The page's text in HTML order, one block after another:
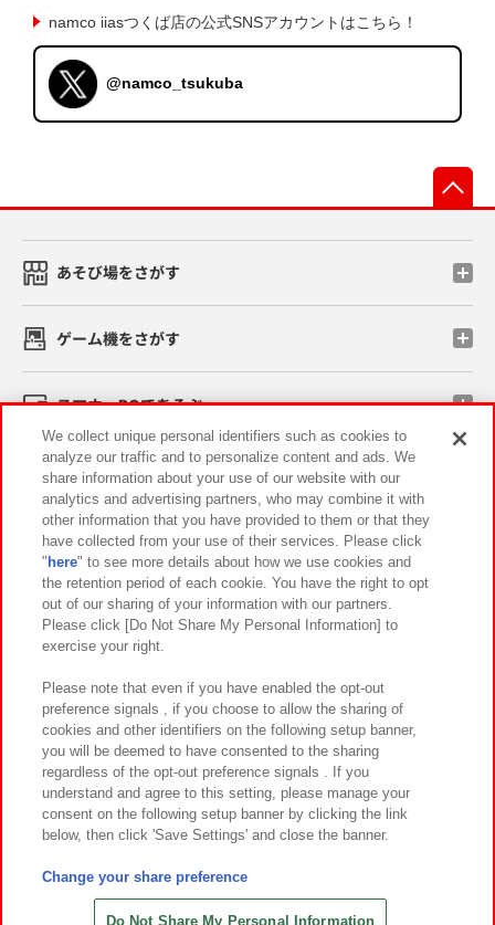
namco iiasつくば店の公式SNSアカウントはこちら！
@namco_tsukuba
あそび場をさがす
ゲーム機をさがす
スマホ・PCであそぶ
イベント・キャンペーン
関連会社 サステナビリティ サイトポリシー
プライバシーポリシー ウェブアクセシビリティ方針と検証結果
お取引先さまとともに
カスタマーハラスメント対応方針 よくあるご質問・お問い合わせ
©Bandai Namco Amusement Inc.
©Bandai Namco Amusement Lab Inc.
©HANAYASHIKI Co., Ltd. All Rights Reserved.
We collect unique personal identifiers such as cookies to
analyze our traffic and to personalize content and ads. We
share information about your use of our website with our
analytics and advertising partners, who may combine it with
other information that you have provided to them or that they
have collected from your use of their services. Please click
" here" to see more details about how we use cookies and
the retention period of each cookie. You have the right to opt
out of our sharing of your information with our partners.
Please click [Do Not Share My Personal Information] to
exercise your right.
Please note that even if you have enabled the opt-out
preference signals , if you choose to allow the sharing of
cookies and other identifiers on the following setup banner,
you will be deemed to have consented to the sharing
regardless of the opt-out preference signals . If you
understand and agree to this setting, please manage your
consent on the following setup banner by clicking the link
below, then click 'Save Settings' and close the banner.
Change your share preference
Do Not Share My Personal Information